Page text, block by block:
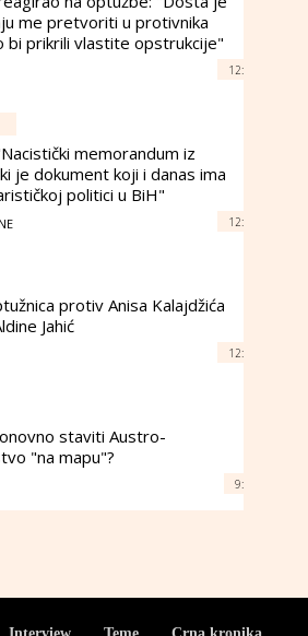
me pretvoriti u protivnika
bi prikrili vlastite opstrukcije"
12:
memorandum iz
je dokument koji i danas ima
politici u BiH"
12:
protiv Anisa Kalajdžića
Jahić
12:
staviti Austro-
"na mapu"?
9: